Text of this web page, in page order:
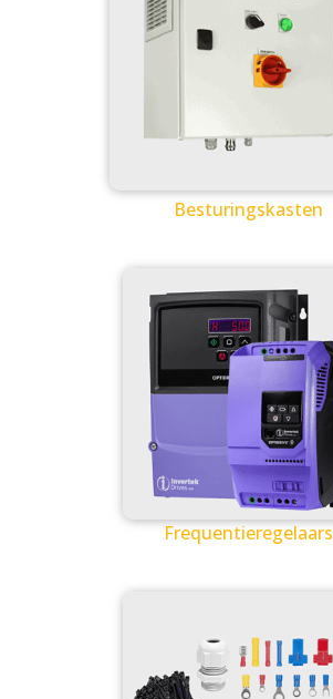
Besturingskasten
Frequentieregelaars